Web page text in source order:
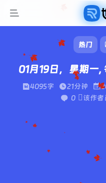
热门
01月19日，星期一,
4095字 21分钟
0
该作